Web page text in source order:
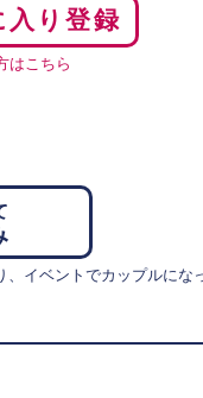
入り登録
はこちら
イベントでカップルにな